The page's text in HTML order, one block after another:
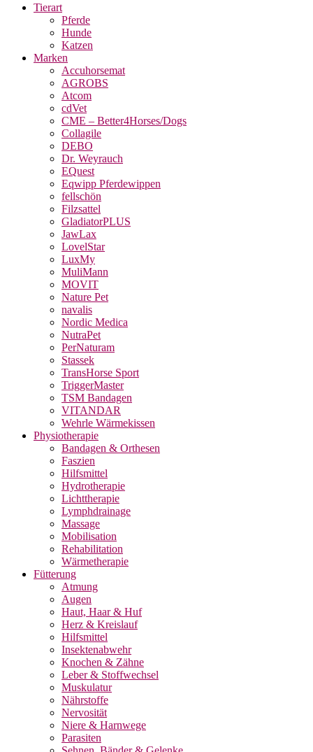
Tierart
Pferde
Hunde
Katzen
Marken
Accuhorsemat
AGROBS
Atcom
cdVet
CME – Better4Horses/Dogs
Collagile
DEBO
Dr. Weyrauch
EQuest
Eqwipp Pferdewippen
fellschön
Filzsattel
GladiatorPLUS
JawLax
LovelStar
LuxMy
MuliMann
MOVIT
Nature Pet
navalis
Nordic Medica
NutraPet
PerNaturam
Stassek
TransHorse Sport
TriggerMaster
TSM Bandagen
VITANDAR
Wehrle Wärmekissen
Physiotherapie
Bandagen & Orthesen
Faszien
Hilfsmittel
Hydrotherapie
Lichttherapie
Lymphdrainage
Massage
Mobilisation
Rehabilitation
Wärmetherapie
Fütterung
Atmung
Augen
Haut, Haar & Huf
Herz & Kreislauf
Hilfsmittel
Insektenabwehr
Knochen & Zähne
Leber & Stoffwechsel
Muskulatur
Nährstoffe
Nervosität
Niere & Harnwege
Parasiten